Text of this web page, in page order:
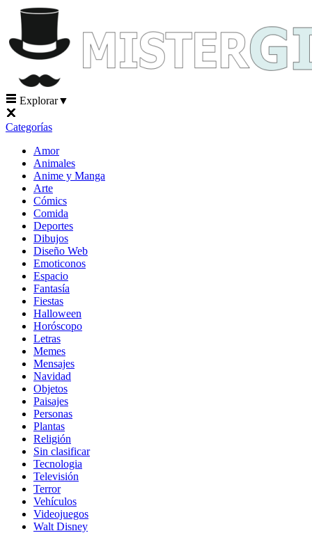
Explorar▼
Categorías
Amor
Animales
Anime y Manga
Arte
Cómics
Comida
Deportes
Dibujos
Diseño Web
Emoticonos
Espacio
Fantasía
Fiestas
Halloween
Horóscopo
Letras
Memes
Mensajes
Navidad
Objetos
Paisajes
Personas
Plantas
Religión
Sin clasificar
Tecnologia
Televisión
Terror
Vehículos
Videojuegos
Walt Disney